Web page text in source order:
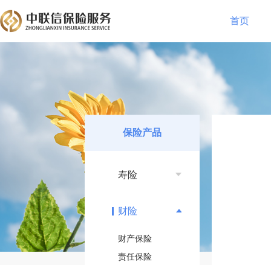
首页
保险产品
寿险
财险
财产保险
责任保险